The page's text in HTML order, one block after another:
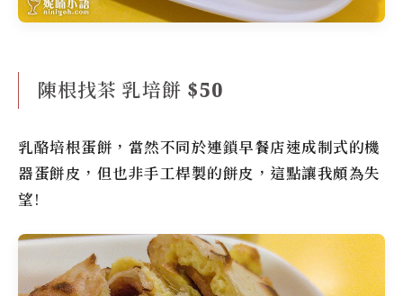
陳根找茶 乳培餅 $50
乳酪培根蛋餅，當然不同於連鎖早餐店速成制式的機
器蛋餅皮，但也非手工桿製的餅皮，這點讓我頗為失
望!